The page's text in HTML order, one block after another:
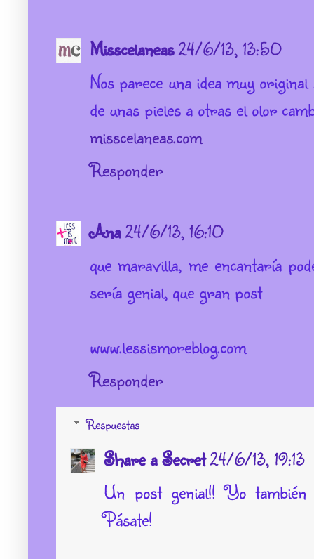
Misscelaneas24/6/13, 13:50
Nos parece una idea muy
de unas pieles a otras el olor
misscelaneas.com
Responder
Ana24/6/13, 16:10
que maravilla, me encantaría
sería genial, que gran post
www.lessismoreblog.com
Responder
Respuestas
Share a Secret24/6/13, 19:13
Un post genial!! Yo
Pásate!